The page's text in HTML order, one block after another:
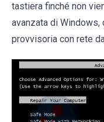
tastiera finché non
avanzata di
provvisoria con rete